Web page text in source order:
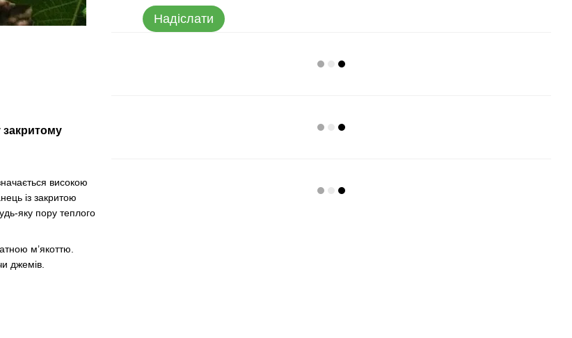
закритому
високою
із закритою
яку пору теплого
м’якоттю.
джемів.
Надіслати